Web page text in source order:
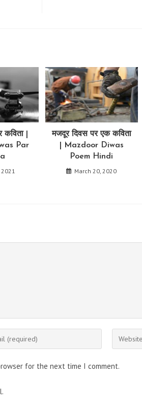
|
Par
2021
मजदूर दिवस पर एक कविता
| Mazdoor Diwas
Poem Hindi
March 20, 2020
Enter
your
for the next time I comment.